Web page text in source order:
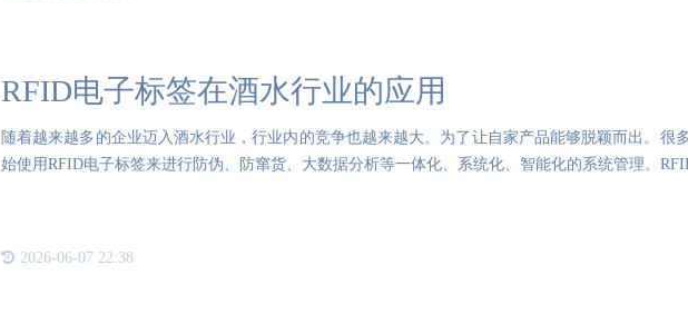
RFID电子标签在酒水行业的应用
随着越来越多的企业迈入酒水行业，行业内的竞争也越来越大。为了让自家产品能够脱颖而出。很
始使用RFID电子标签来进行防伪、防窜货、大数据分析等一体化、系统化、智能化的系统管理。
2026-06-07 22:38